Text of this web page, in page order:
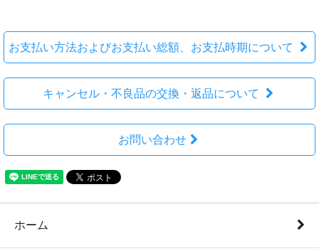
お支払い方法およびお支払い総額、お支払時期について
キャンセル・不良品の交換・返品について
お問い合わせ
ホーム